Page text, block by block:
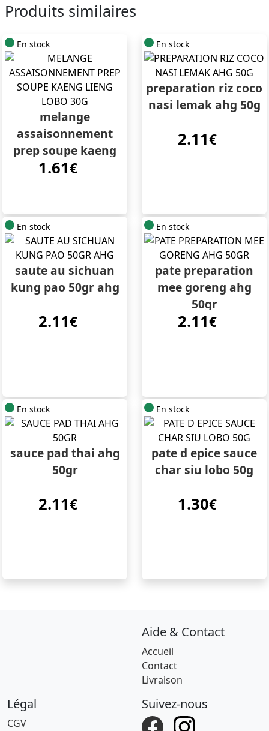
Produits similaires
En stock
melange
assaisonnement
prep soupe kaeng
lieng lobo 30g
1.61€
En stock
preparation riz coco
nasi lemak ahg 50g
2.11€
En stock
saute au sichuan
kung pao 50gr ahg
2.11€
En stock
pate preparation
mee goreng ahg
50gr
2.11€
En stock
sauce pad thai ahg
50gr
2.11€
En stock
pate d epice sauce
char siu lobo 50g
1.30€
Aide & Contact
Accueil
Contact
Livraison
Légal
CGV
Suivez-nous